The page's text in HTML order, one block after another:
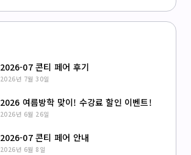
2026-07 콘티 페어 후기
2026년 7월 30일
2026 여름방학 맞이! 수강료 할인 이벤트!
2026년 6월 26일
2026-07 콘티 페어 안내
2026년 6월 8일